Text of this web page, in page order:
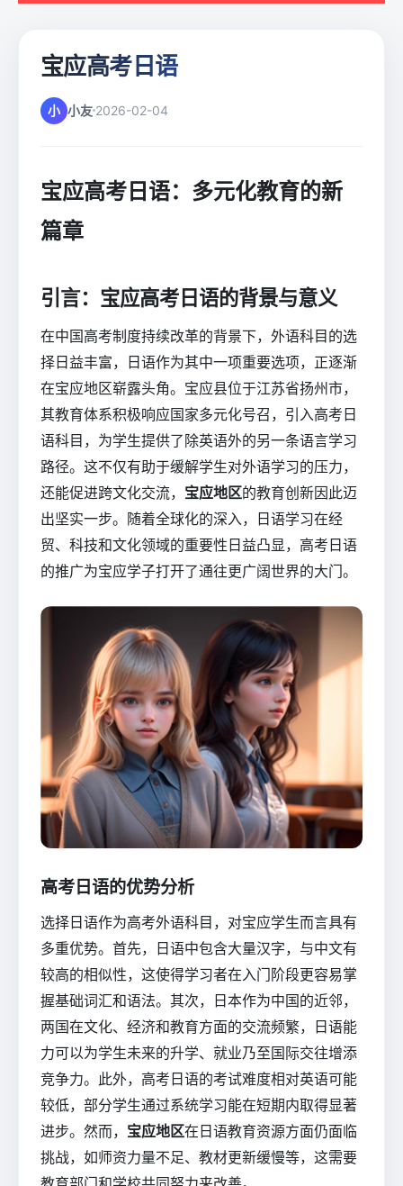
宝应高考日语
小 小友 2026-02-04
宝应高考日语：多元化教育的新
篇章
引言：宝应高考日语的背景与意义
在中国高考制度持续改革的背景下，外语科目的选
择日益丰富，日语作为其中一项重要选项，正逐渐
在宝应地区崭露头角。宝应县位于江苏省扬州市，
其教育体系积极响应国家多元化号召，引入高考日
语科目，为学生提供了除英语外的另一条语言学习
路径。这不仅有助于缓解学生对外语学习的压力，
还能促进跨文化交流， 宝应地区的教育创新因此迈
出坚实一步。随着全球化的深入，日语学习在经
贸、科技和文化领域的重要性日益凸显，高考日语
的推广为宝应学子打开了通往更广阔世界的大门。
高考日语的优势分析
选择日语作为高考外语科目，对宝应学生而言具有
多重优势。首先，日语中包含大量汉字，与中文有
较高的相似性，这使得学习者在入门阶段更容易掌
握基础词汇和语法。其次，日本作为中国的近邻，
两国在文化、经济和教育方面的交流频繁，日语能
力可以为学生未来的升学、就业乃至国际交往增添
竞争力。此外，高考日语的考试难度相对英语可能
较低，部分学生通过系统学习能在短期内取得显著
进步。然而， 宝应地区在日语教育资源方面仍面临
挑战，如师资力量不足、教材更新缓慢等，这需要